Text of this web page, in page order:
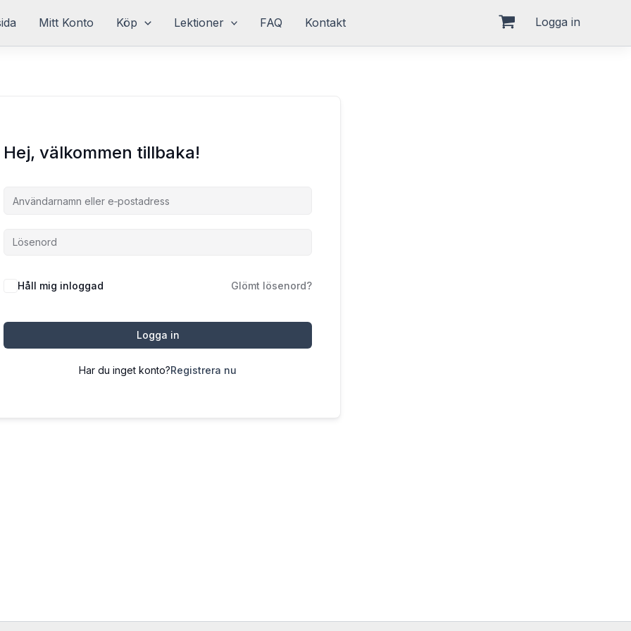
Mitt Konto Köp Lektioner FAQ Kontakt Logga in
Hej, välkommen tillbaka!
Håll mig inloggad Glömt lösenord?
Logga in
Har du inget konto?Registrera nu